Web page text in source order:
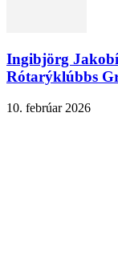
Ingibjörg
Rótarýklúbbs
10. febrúar 2026